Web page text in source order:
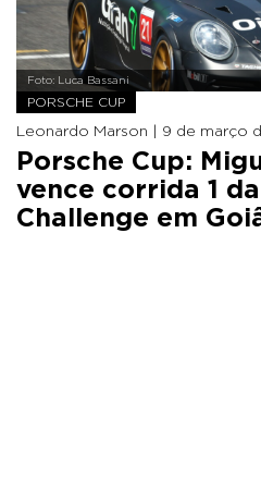
Foto: Luca Bassani
PORSCHE CUP
Leonardo Marson | 9 de março
Porsche Cup:
vence corrida 1
Challenge em